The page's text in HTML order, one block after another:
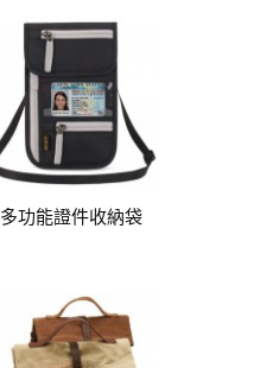
多功能證件收納袋